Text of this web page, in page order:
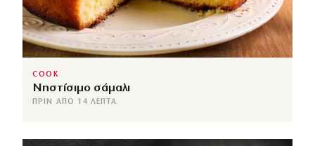
COOK
Νηστίσιμο σάμαλι
ΠΡΙΝ ΑΠΌ 14 ΛΕΠΤΆ